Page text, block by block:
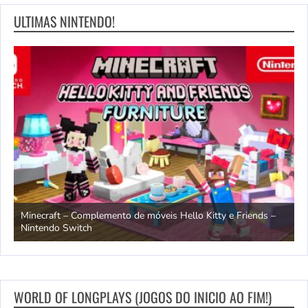
ULTIMAS NINTENDO!
OCTOPATH TRAVELER e OCTOPATH TRAVELER II – Trailer da
data de lançamento – Nintendo Switch 2
WORLD OF LONGPLAYS (JOGOS DO INICIO AO FIM!)